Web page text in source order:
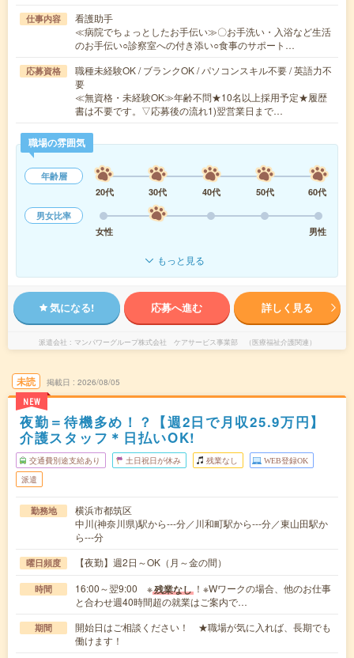
仕事内容
看護助手
≪病院でちょっとしたお手伝い≫〇お手洗い・入浴など生活
のお手伝い○診察室への付き添い○食事のサポート…
応募資格
職種未経験OK / ブランクOK / パソコンスキル不要 / 英語力不
要
≪無資格・未経験OK≫年齢不問★10名以上採用予定★履歴
書は不要です。▽応募後の流れ1)翌営業日まで…
職場の雰囲気
年齢層
20代
30代 40代 50代
60代
男女比率
女性
男性
もっと見る
気になる! 応募へ進む 詳しく見る
派遣会社 マンパワーグループ株式会社 ケアサービス事業部 （医療福祉介護関連）
未読
NEW
掲載日 2026/08/05
夜勤＝待機多め！？【週2日で月収25.9万円】
介護スタッフ＊日払いOK!
交通費別途支給あり 土日祝日が休み 残業なし WEB登録OK
派遣
勤務地
横浜市都筑区
中川(神奈川県)駅から---分／川和町駅から---分／東山田駅か
ら---分
曜日頻度 【夜勤】週2日～OK（月～金の間）
時間 16:00～翌9:00 ※残業なし ！※Wワークの場合、他のお仕事
と合わせ週40時間超の就業はご案内で…
期間
開始日はご相談ください！ ★職場が気に入れば、長期でも
働けます！